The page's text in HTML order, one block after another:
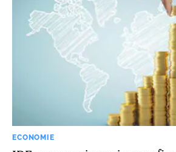
ECONOMIE